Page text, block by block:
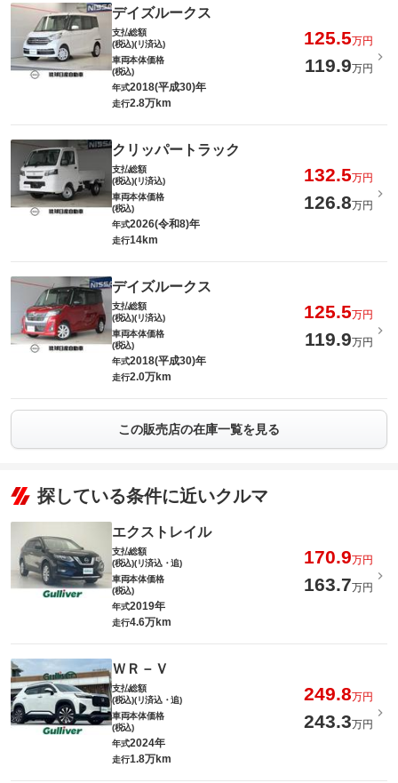
デイズルークス
支払総額
(税込)(リ済込)
125.5万円
車両本体価格
(税込)
119.9万円
年式2018(平成30)年
走行2.8万km
クリッパートラック
支払総額
(税込)(リ済込)
132.5万円
車両本体価格
(税込)
126.8万円
年式2026(令和8)年
走行14km
デイズルークス
支払総額
(税込)(リ済込)
125.5万円
車両本体価格
(税込)
119.9万円
年式2018(平成30)年
走行2.0万km
この販売店の在庫一覧を見る
探している条件に近いクルマ
エクストレイル
支払総額
(税込)(リ済込・追)
170.9万円
車両本体価格
(税込)
163.7万円
年式2019年
走行4.6万km
ＷＲ－Ｖ
支払総額
(税込)(リ済込・追)
249.8万円
車両本体価格
(税込)
243.3万円
年式2024年
走行1.8万km